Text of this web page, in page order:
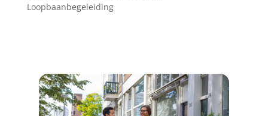
Loopbaanbegeleiding